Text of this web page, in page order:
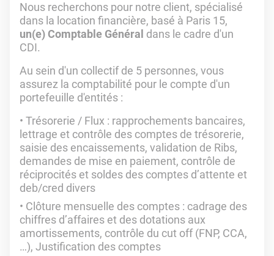
Nous recherchons pour notre client, spécialisé
dans la location financière, basé à Paris 15,
un(e) Comptable Général dans le cadre d'un
CDI.
Au sein d'un collectif de 5 personnes, vous
assurez la comptabilité pour le compte d'un
portefeuille d'entités :
Trésorerie / Flux : rapprochements bancaires,
lettrage et contrôle des comptes de trésorerie,
saisie des encaissements, validation de Ribs,
demandes de mise en paiement, contrôle de
réciprocités et soldes des comptes d’attente et
deb/cred divers
Clôture mensuelle des comptes : cadrage des
chiffres d’affaires et des dotations aux
amortissements, contrôle du cut off (FNP, CCA,
…), Justification des comptes